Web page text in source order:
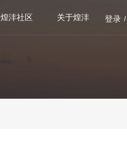
煌沣社区 关于煌沣 登录 /